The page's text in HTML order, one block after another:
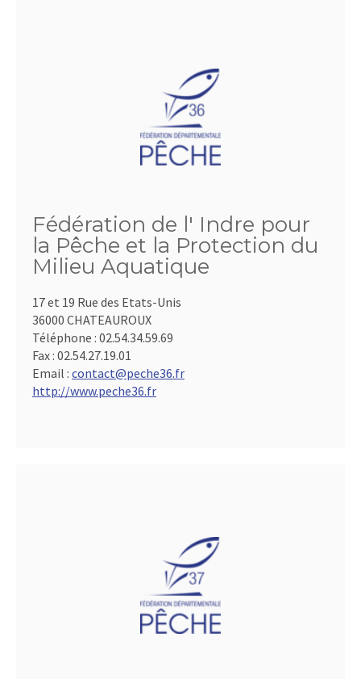
Fédération de l' Indre pour
la Pêche et la Protection du
Milieu Aquatique
17 et 19 Rue des Etats-Unis
36000 CHATEAUROUX
Téléphone : 02.54.34.59.69
Fax : 02.54.27.19.01
Email : contact@peche36.fr
http://www.peche36.fr